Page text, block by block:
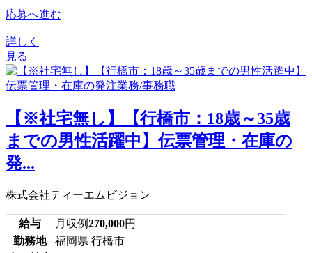
応募へ進む
詳しく
見る
【※社宅無し】【行橋市：18歳～35歳
までの男性活躍中】伝票管理・在庫の
発...
株式会社ティーエムビジョン
給与 月収例270,000円
勤務地
福岡県 行橋市